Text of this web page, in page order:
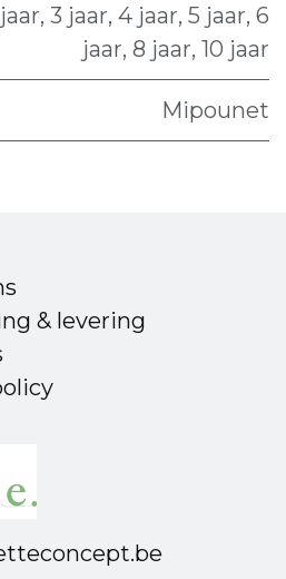
, 3 jaar, 4 jaar, 5 jaar, 6
jaar, 8 jaar, 10 jaar
Mipounet
& levering